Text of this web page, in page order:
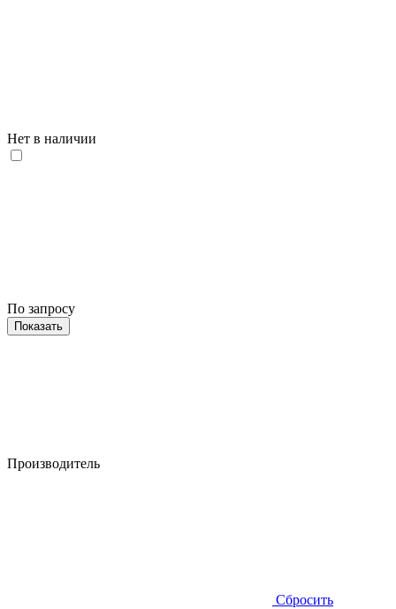
Нет в наличии
По запросу
Показать
Производитель
Сбросить